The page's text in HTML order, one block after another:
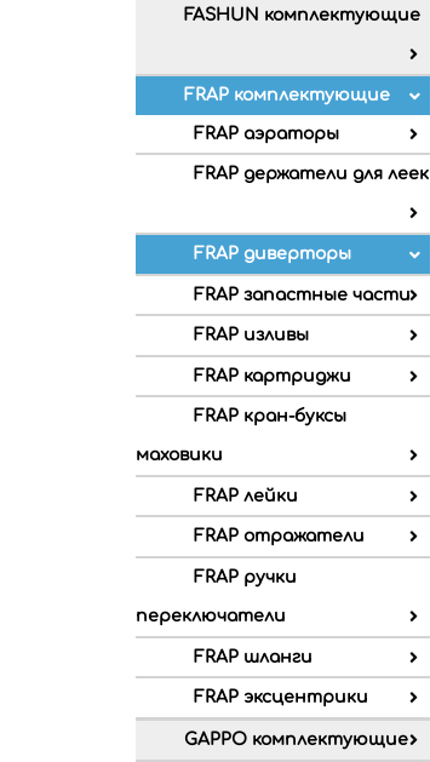
FASHUN комплектующие
FRAP комплектующие
FRAP аэраторы
FRAP держатели для леек
FRAP диверторы
FRAP запастные части
FRAP изливы
FRAP картриджи
FRAP кран-буксы
маховики
FRAP лейки
FRAP отражатели
FRAP ручки
переключатели
FRAP шланги
FRAP эксцентрики
GAPPO комплектующие